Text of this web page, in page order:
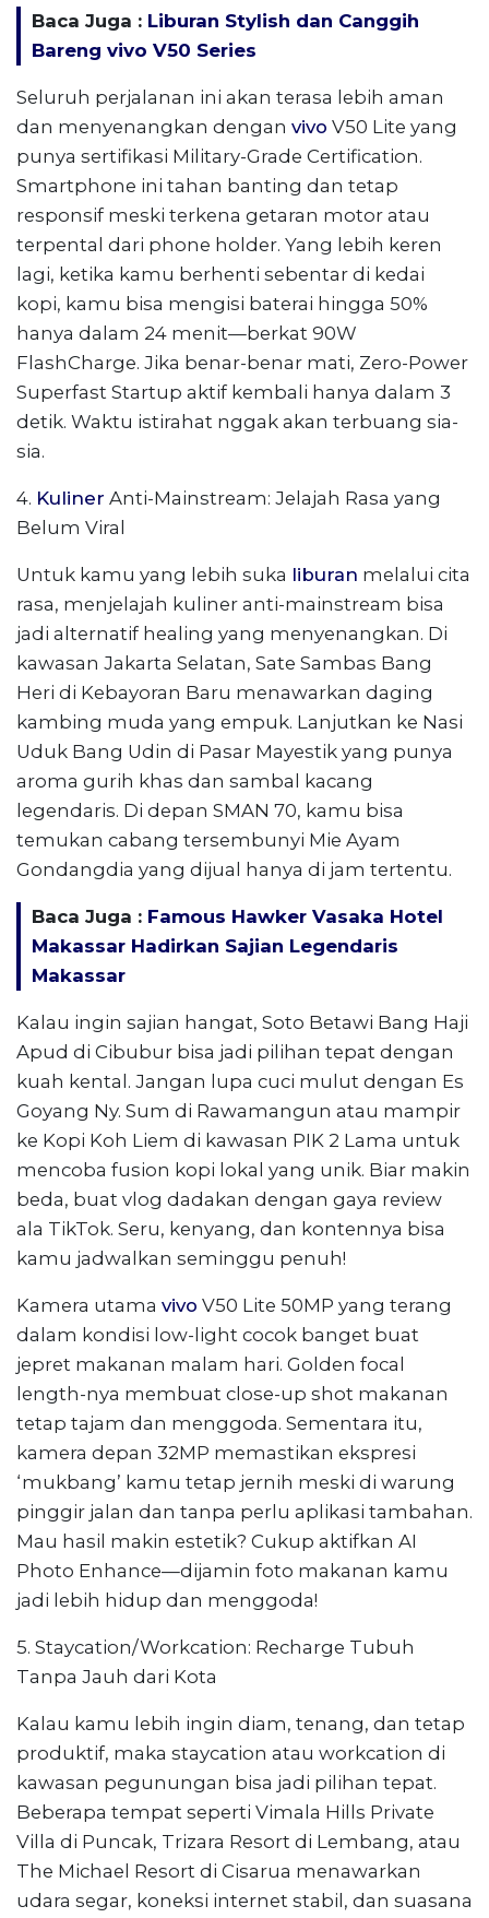
Baca Juga : Liburan Stylish dan Canggih
Bareng vivo V50 Series
Seluruh perjalanan ini akan terasa lebih aman
dan menyenangkan dengan vivo V50 Lite yang
punya sertifikasi Military-Grade Certification.
Smartphone ini tahan banting dan tetap
responsif meski terkena getaran motor atau
terpental dari phone holder. Yang lebih keren
lagi, ketika kamu berhenti sebentar di kedai
kopi, kamu bisa mengisi baterai hingga 50%
hanya dalam 24 menit—berkat 90W
FlashCharge. Jika benar-benar mati, Zero-Power
Superfast Startup aktif kembali hanya dalam 3
detik. Waktu istirahat nggak akan terbuang sia-
sia.
4. Kuliner Anti-Mainstream: Jelajah Rasa yang
Belum Viral
Untuk kamu yang lebih suka liburan melalui cita
rasa, menjelajah kuliner anti-mainstream bisa
jadi alternatif healing yang menyenangkan. Di
kawasan Jakarta Selatan, Sate Sambas Bang
Heri di Kebayoran Baru menawarkan daging
kambing muda yang empuk. Lanjutkan ke Nasi
Uduk Bang Udin di Pasar Mayestik yang punya
aroma gurih khas dan sambal kacang
legendaris. Di depan SMAN 70, kamu bisa
temukan cabang tersembunyi Mie Ayam
Gondangdia yang dijual hanya di jam tertentu.
Baca Juga : Famous Hawker Vasaka Hotel
Makassar Hadirkan Sajian Legendaris
Makassar
Kalau ingin sajian hangat, Soto Betawi Bang Haji
Apud di Cibubur bisa jadi pilihan tepat dengan
kuah kental. Jangan lupa cuci mulut dengan Es
Goyang Ny. Sum di Rawamangun atau mampir
ke Kopi Koh Liem di kawasan PIK 2 Lama untuk
mencoba fusion kopi lokal yang unik. Biar makin
beda, buat vlog dadakan dengan gaya review
ala TikTok. Seru, kenyang, dan kontennya bisa
kamu jadwalkan seminggu penuh!
Kamera utama vivo V50 Lite 50MP yang terang
dalam kondisi low-light cocok banget buat
jepret makanan malam hari. Golden focal
length-nya membuat close-up shot makanan
tetap tajam dan menggoda. Sementara itu,
kamera depan 32MP memastikan ekspresi
‘mukbang’ kamu tetap jernih meski di warung
pinggir jalan dan tanpa perlu aplikasi tambahan.
Mau hasil makin estetik? Cukup aktifkan AI
Photo Enhance—dijamin foto makanan kamu
jadi lebih hidup dan menggoda!
5. Staycation/Workcation: Recharge Tubuh
Tanpa Jauh dari Kota
Kalau kamu lebih ingin diam, tenang, dan tetap
produktif, maka staycation atau workcation di
kawasan pegunungan bisa jadi pilihan tepat.
Beberapa tempat seperti Vimala Hills Private
Villa di Puncak, Trizara Resort di Lembang, atau
The Michael Resort di Cisarua menawarkan
udara segar, koneksi internet stabil, dan suasana